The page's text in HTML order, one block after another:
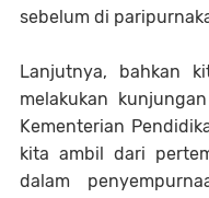
sebelum di
Lanjutnya, bahkan
melakukan
Kementerian
kita ambil dari
dalam